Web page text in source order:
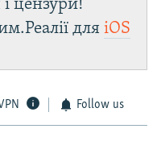
цензури!
для iOS
Follow us